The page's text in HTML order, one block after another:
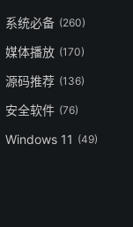
系统必备 (260)
媒体播放 (170)
源码推荐 (136)
安全软件 (76)
Windows 11 (49)